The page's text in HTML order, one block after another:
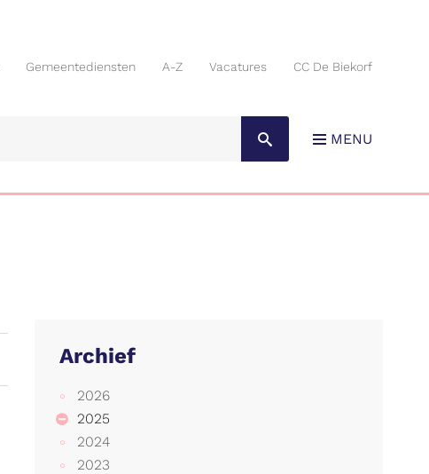
MENU
Gemeentediensten A-Z Vacatures CC De Biekorf
Archief
2026
2025
2024
2023